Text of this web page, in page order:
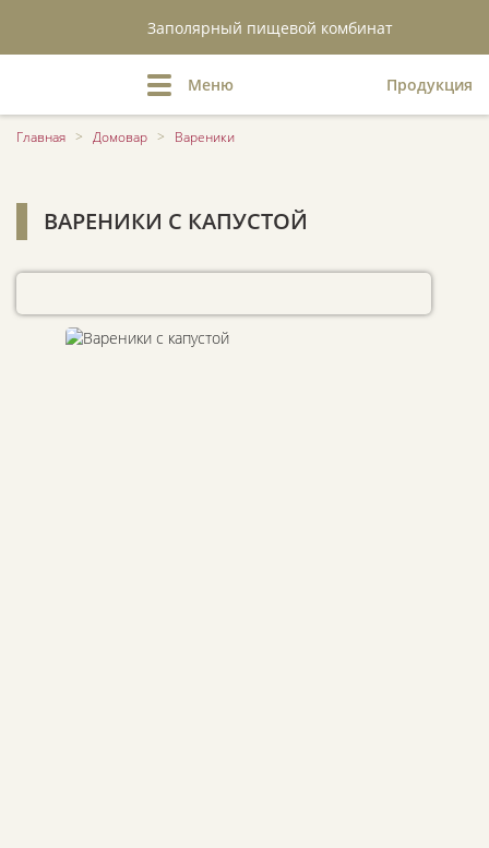
Заполярный пищевой комбинат
Меню Продукция
Главная > Домовар > Вареники
ВАРЕНИКИ С КАПУСТОЙ